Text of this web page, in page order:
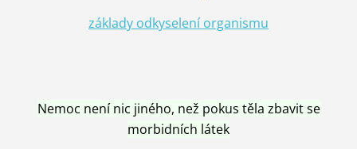
základy odkyselení organismu
Nemoc není nic jiného, než pokus těla zbavit se
morbidních látek